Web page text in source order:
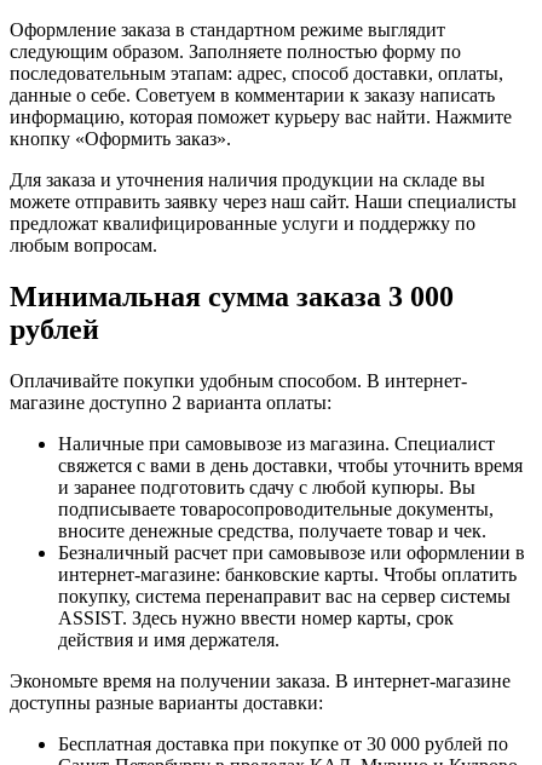
Оформление заказа в стандартном режиме выглядит
следующим образом. Заполняете полностью форму по
последовательным этапам: адрес, способ доставки, оплаты,
данные о себе. Советуем в комментарии к заказу написать
информацию, которая поможет курьеру вас найти. Нажмите
кнопку «Оформить заказ».
Для заказа и уточнения наличия продукции на складе вы
можете отправить заявку через наш сайт. Наши специалисты
предложат квалифицированные услуги и поддержку по
любым вопросам.
Минимальная сумма заказа 3 000
рублей
Оплачивайте покупки удобным способом. В интернет-
магазине доступно 2 варианта оплаты:
Наличные при самовывозе из магазина. Специалист
свяжется с вами в день доставки, чтобы уточнить время
и заранее подготовить сдачу с любой купюры. Вы
подписываете товаросопроводительные документы,
вносите денежные средства, получаете товар и чек.
Безналичный расчет при самовывозе или оформлении в
интернет-магазине: банковские карты. Чтобы оплатить
покупку, система перенаправит вас на сервер системы
ASSIST. Здесь нужно ввести номер карты, срок
действия и имя держателя.
Экономьте время на получении заказа. В интернет-магазине
доступны разные варианты доставки:
Бесплатная доставка при покупке от 30 000 рублей по